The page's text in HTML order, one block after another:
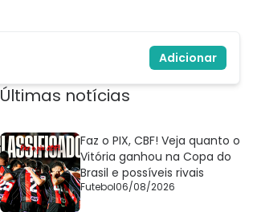
Adicionar
Últimas notícias
Faz o PIX, CBF! Veja quanto o
Vitória ganhou na Copa do
Brasil e possíveis rivais
Futebol06/08/2026